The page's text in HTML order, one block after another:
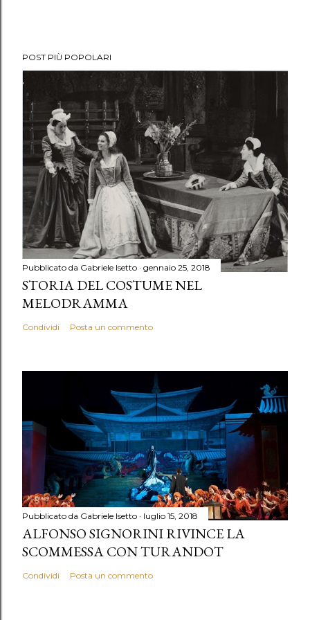
POST PIÙ POPOLARI
Pubblicato da Gabriele Isetto gennaio 25, 2018
STORIA DEL COSTUME NEL
MELODRAMMA
Condividi Posta un commento
Pubblicato da Gabriele Isetto luglio 15, 2018
ALFONSO SIGNORINI RIVINCE LA
SCOMMESSA CON TURANDOT
Condividi Posta un commento